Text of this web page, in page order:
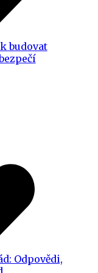
budovat
Odpovědi,